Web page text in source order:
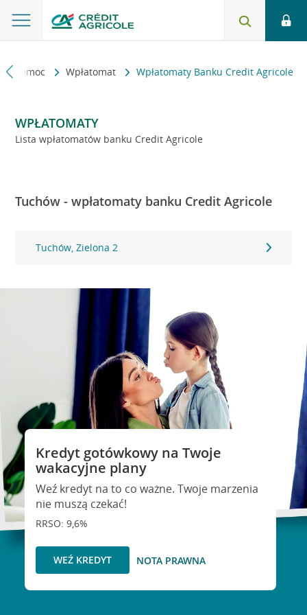
i pomoc Wpłatomat Wpłatomaty Banku Credit Agricole
WPŁATOMATY
Lista wpłatomatów banku Credit Agricole
Tuchów - wpłatomaty banku Credit Agricole
Tuchów, Zielona 2
Kredyt gotówkowy na Twoje
wakacyjne plany
Weź kredyt na to co ważne. Twoje marzenia
nie muszą czekać!
RRSO: 9,6%
WEŹ KREDYT NOTA PRAWNA